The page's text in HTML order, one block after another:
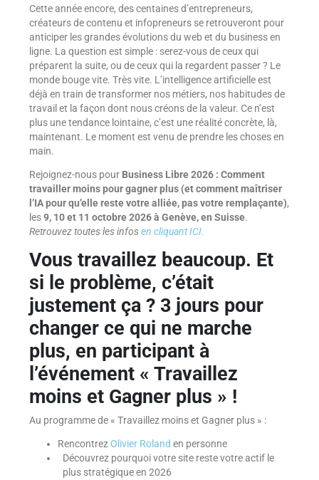
Cette année encore, des centaines d’entrepreneurs,
créateurs de contenu et infopreneurs se retrouveront pour
anticiper les grandes évolutions du web et du business en
ligne. La question est simple : serez-vous de ceux qui
préparent la suite, ou de ceux qui la regardent passer ? Le
monde bouge vite. Très vite. L’intelligence artificielle est
déjà en train de transformer nos métiers, nos habitudes de
travail et la façon dont nous créons de la valeur. Ce n’est
plus une tendance lointaine, c’est une réalité concrète, là,
maintenant. Le moment est venu de prendre les choses en
main.
Rejoignez-nous pour Business Libre 2026 : Comment
travailler moins pour gagner plus (et comment maîtriser
l’IA pour qu’elle reste votre alliée, pas votre remplaçante),
les9, 10 et 11 octobre 2026 à Genève, en Suisse.
Retrouvez toutes les infosen cliquant ICI.
Vous travaillez beaucoup. Et
si le problème, c’était
justement ça ? 3 jours pour
changer ce qui ne marche
plus, en participant à
l’événement « Travaillez
moins et Gagner plus » !
Au programme de « Travaillez moins et Gagner plus » :
RencontrezOlivier Roland en personne
Découvrez pourquoi votre site reste votre actif le
plus stratégique en 2026